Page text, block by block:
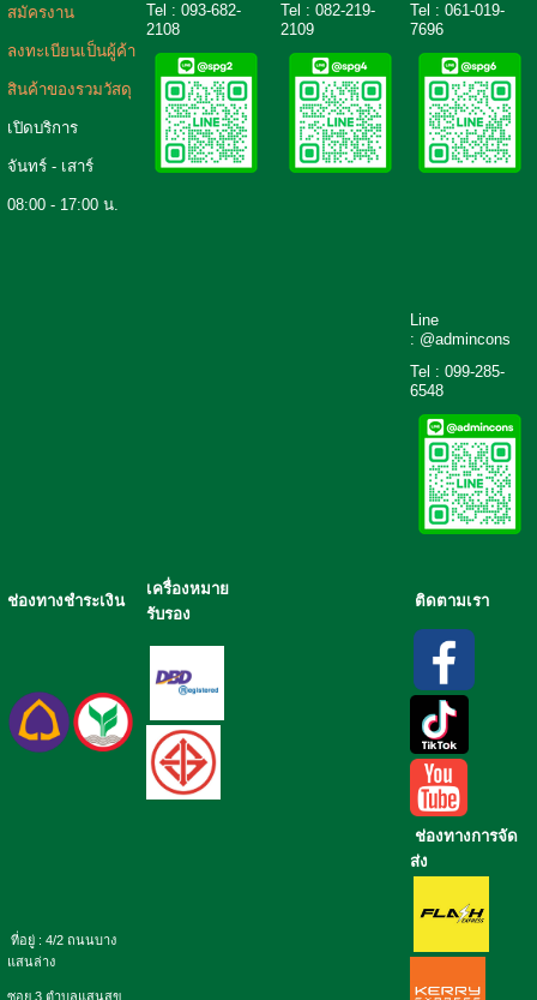
สมัครงาน
ลงทะเบียนเป็นผู้ค้า
สินค้าของรวมวัสดุ
เปิดบริการ
จันทร์ - เสาร์
08:00 - 17:00 น.
Tel : 093-682-
2108
Tel : 082-219-
2109
Tel : 061-019-
7696
Line
: @admincons
Tel : 099-285-
6548
ช่องทางชำระเงิน
เครื่องหมาย
รับรอง
ติดตามเรา
ช่องทางการจัด
ส่ง
ที่อยู่ : 4/2 ถนนบาง
แสนล่าง
ซอย 3 ตำบลแสนสุข